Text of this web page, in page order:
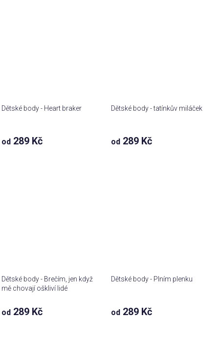
Dětské body - Heart braker
od 289 Kč
Dětské body - tatínkův miláček
od 289 Kč
Dětské body - Brečím, jen když
mě chovají oškliví lidé
od 289 Kč
Dětské body - Plním plenku
od 289 Kč